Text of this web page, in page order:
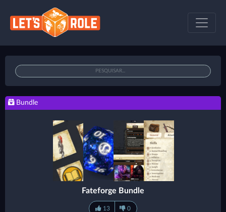
Bundle
Fateforge Bundle
13 0